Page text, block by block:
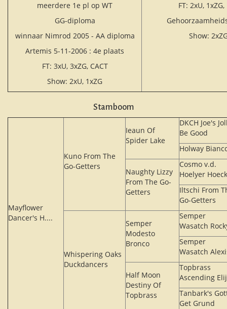
meerdere 1e pl op WT
GG-diploma
winnaar Nimrod 2005 - AA diploma
Artemis 5-11-2006 : 4e plaats
FT: 3xU, 3xZG, CACT
Show: 2xU, 1xZG
FT: 2xU, 1xZG,
Show:
Stamboom
Mayflower
Dancer's H....
Kuno From The
Go-Getters
Ieaun Of
Spider Lake
DKCH Joe's
Be Good
Holway
Naughty Lizzy
From The Go-
Getters
Cosmo v.d.
Hoelyer
Iltschi From
Go-Getters
Whispering Oaks
Duckdancers
Semper
Modesto
Bronco
Semper
Wasatch
Semper
Wasatch
Half Moon
Destiny Of
Topbrass
Topbrass
Ascending
Tanbark's
Get Grund